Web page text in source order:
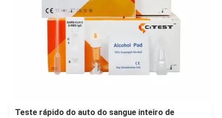
Teste rápido do auto do sangue inteiro de